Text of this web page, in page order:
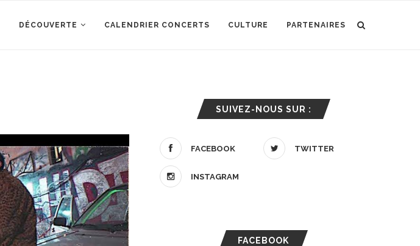
DÉCOUVERTE CALENDRIER CONCERTS CULTURE PARTENAIRES
SUIVEZ-NOUS SUR :
FACEBOOK TWITTER
INSTAGRAM
FACEBOOK